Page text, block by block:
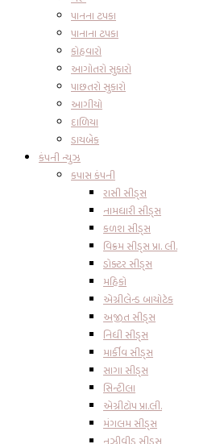
પાનના ટપકા
પાનાના ટપકા
કોહવારો
આગોતરો સુકારો
પાછતરો સુકારો
આગીયો
દાળિયા
ડાયબેક
કંપની ન્યુઝ
કપાસ કંપની
રાસી સીડ્સ
નામધારી સીડ્સ
કળશ સીડ્સ
વિક્રમ સીડ્સ પ્રા. લી.
ડોક્ટર સીડ્સ
મહિકો
એગ્રીલેન્ડ બાયોટેક
અજીત સીડ્સ
નિધી સીડ્સ
માર્કીવ સીડ્સ
સાગા સીડ્સ
સિન્ટીલા
એગ્રીટોપ પ્રા.લી.
મંગલમ સીડ્સ